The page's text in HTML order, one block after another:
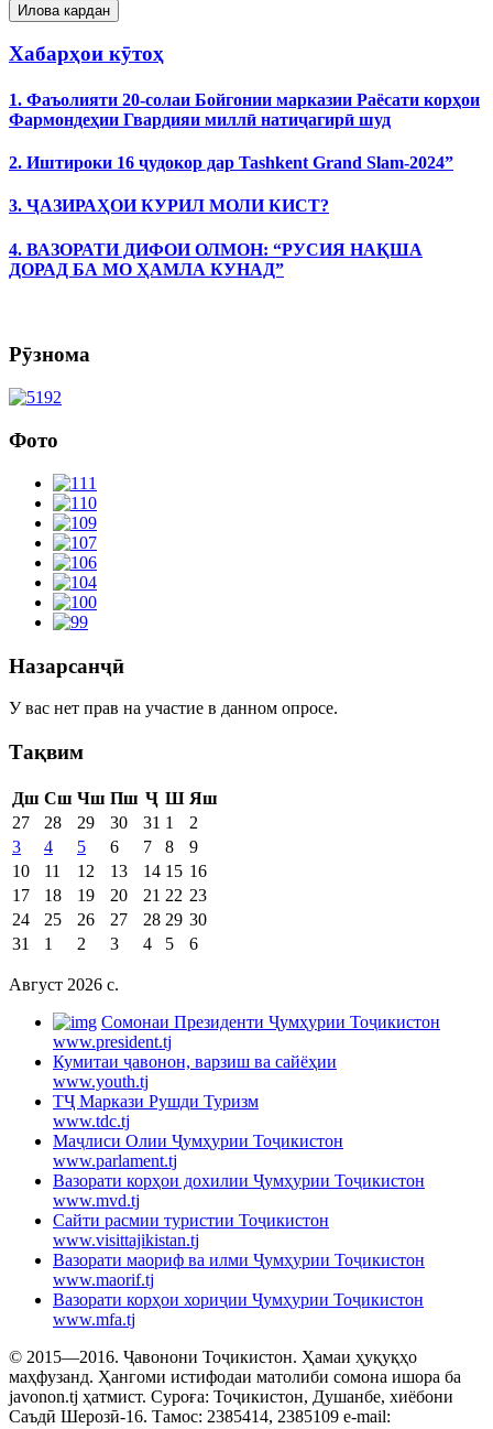
Хабарҳои кӯтоҳ
1. Фаъолияти 20-солаи Бойгонии марказии Раёсати корҳои
Фармондеҳии Гвардияи миллӣ натиҷагирӣ шуд
2. Иштироки 16 ҷудокор дар Tashkent Grand Slam-2024”
3. ҶАЗИРАҲОИ КУРИЛ МОЛИ КИСТ?
4. ВАЗОРАТИ ДИФОИ ОЛМОН: “РУСИЯ НАҚША
ДОРАД БА МО ҲАМЛА КУНАД”
Рӯзнома
Фото
Назарсанҷӣ
У вас нет прав на участие в данном опросе.
Тақвим
Дш Сш Чш Пш Ҷ Ш Яш
27
28 29 30 31 1
2
3
4 5 6 7 8
9
10
11 12 13 14 15 16
17
18 19 20 21 22 23
24
25 26 27 28 29 30
31
1 2 3 4 5 6
Август 2026 c.
Cомонаи Президенти Ҷумҳурии Тоҷикистон
www.president.tj
Кумитаи ҷавонон, варзиш ва сайёҳии
www.youth.tj
ТҶ Маркази Рушди Туризм
www.tdc.tj
Маҷлиси Олии Ҷумҳурии Тоҷикистон
www.parlament.tj
Вазорати корҳои дохилии Ҷумҳурии Тоҷикистон
www.mvd.tj
Сайти расмии туристии Тоҷикистон
www.visittajikistan.tj
Вазорати маориф ва илми Ҷумҳурии Тоҷикистон
www.maorif.tj
Вазорати корҳои хориҷии Ҷумҳурии Тоҷикистон
www.mfa.tj
© 2015—2016. Ҷавонони Тоҷикистон. Ҳамаи ҳуқуқҳо
маҳфузанд. Ҳангоми истифодаи матолиби сомона ишора ба
javonon.tj ҳатмист. Суроға: Тоҷикистон, Душанбе, хиёбони
Саъдӣ Шерозӣ-16. Тамос: 2385414, 2385109 e-mail: